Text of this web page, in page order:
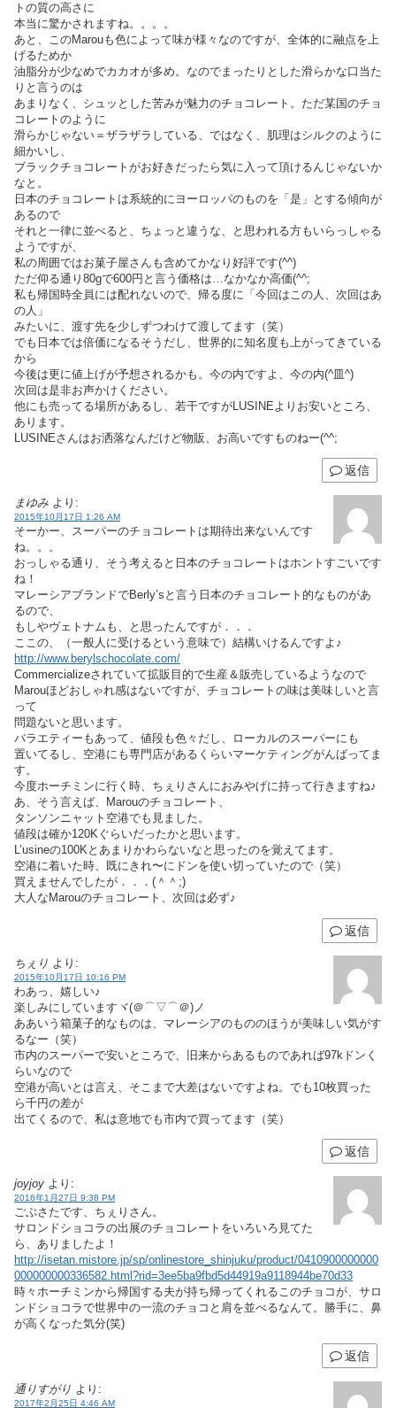
トの質の高さに
本当に驚かされますね。。。。
あと、このMarouも色によって味が様々なのですが、全体的に融点を上
げるためか
油脂分が少なめでカカオが多め。なのでまったりとした滑らかな口当た
りと言うのは
あまりなく、シュッとした苦みが魅力のチョコレート。ただ某国のチョ
コレートのように
滑らかじゃない＝ザラザラしている、ではなく、肌理はシルクのように
細かいし、
ブラックチョコレートがお好きだったら気に入って頂けるんじゃないか
なと。
日本のチョコレートは系統的にヨーロッパのものを「是」とする傾向が
あるので
それと一律に並べると、ちょっと違うな、と思われる方もいらっしゃる
ようですが、
私の周囲ではお菓子屋さんも含めてかなり好評です(^^)
ただ仰る通り80gで600円と言う価格は…なかなか高価(^^;
私も帰国時全員には配れないので、帰る度に「今回はこの人、次回はあ
の人」
みたいに、渡す先を少しずつわけて渡してます（笑）
でも日本では倍価になるそうだし、世界的に知名度も上がってきている
から
今後は更に値上げが予想されるかも。今の内ですよ、今の内(^皿^)
次回は是非お声かけください。
他にも売ってる場所があるし、若干ですがLUSINEよりお安いところ、
あります。
LUSINEさんはお洒落なんだけど物販、お高いですものねー(^^;
返信
まゆみ より:
2015年10月17日 1:26 AM
そーかー、スーパーのチョコレートは期待出来ないんです
ね。。。
おっしゃる通り、そう考えると日本のチョコレートはホントすごいです
ね！
マレーシアブランドでBerly’sと言う日本のチョコレート的なものがあ
るので、
もしやヴェトナムも、と思ったんですが．．．
ここの、（一般人に受けるという意味で）結構いけるんですよ♪
http://www.berylschocolate.com/
Commercializeされていて拡販目的で生産＆販売しているようなので
Marouほどおしゃれ感はないですが、チョコレートの味は美味しいと言
って
問題ないと思います。
バラエティーもあって、値段も色々だし、ローカルのスーパーにも
置いてるし、空港にも専門店があるくらいマーケティングがんばってま
す。
今度ホーチミンに行く時、ちぇりさんにおみやげに持って行きますね♪
あ、そう言えば、Marouのチョコレート、
タンソンニャット空港でも見ました。
値段は確か120Kぐらいだったかと思います。
L’usineの100Kとあまりかわらないなと思ったのを覚えてます。
空港に着いた時、既にきれ〜にドンを使い切っていたので（笑）
買えませんでしたが．．．(＾＾;)
大人なMarouのチョコレート、次回は必ず♪
返信
ちぇり より:
2015年10月17日 10:16 PM
わあっ、嬉しい♪
楽しみにしていますヾ(＠⌒▽⌒＠)ノ
ああいう箱菓子的なものは、マレーシアのもののほうが美味しい気がす
るなー（笑）
市内のスーパーで安いところで、旧来からあるものであれば97kドンく
らいなので
空港が高いとは言え、そこまで大差はないですよね。でも10枚買った
ら千円の差が
出てくるので、私は意地でも市内で買ってます（笑）
返信
joyjoy より:
2016年1月27日 9:38 PM
ごぶさたです、ちぇりさん。
サロンドショコラの出展のチョコレートをいろいろ見てた
ら、ありましたよ！
http://isetan.mistore.jp/sp/onlinestore_shinjuku/product/0410900000000
000000000336582.html?rid=3ee5ba9fbd5d44919a9118944be70d33
時々ホーチミンから帰国する夫が持ち帰ってくれるこのチョコが、サロ
ンドショコラで世界中の一流のチョコと肩を並べるなんて。勝手に、鼻
が高くなった気分(笑)
返信
通りすがり より:
2017年2月25日 4:46 AM